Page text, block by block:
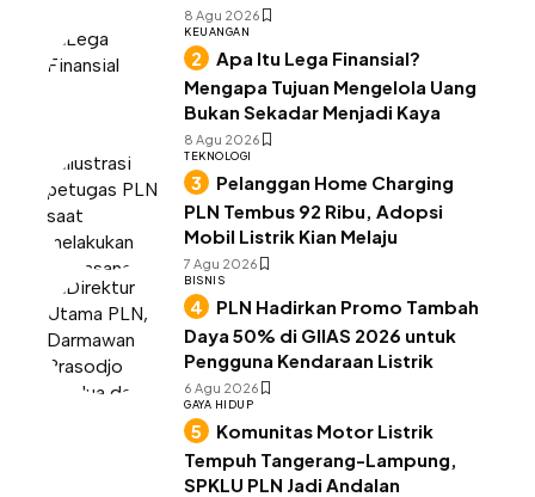
8 Agu 2026
KEUANGAN
Apa Itu Lega Finansial?
Mengapa Tujuan Mengelola Uang
Bukan Sekadar Menjadi Kaya
8 Agu 2026
TEKNOLOGI
Pelanggan Home Charging
PLN Tembus 92 Ribu, Adopsi
Mobil Listrik Kian Melaju
7 Agu 2026
BISNIS
PLN Hadirkan Promo Tambah
Daya 50% di GIIAS 2026 untuk
Pengguna Kendaraan Listrik
6 Agu 2026
GAYA HIDUP
Komunitas Motor Listrik
Tempuh Tangerang-Lampung,
SPKLU PLN Jadi Andalan